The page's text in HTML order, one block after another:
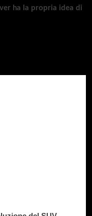
ha la propria idea di